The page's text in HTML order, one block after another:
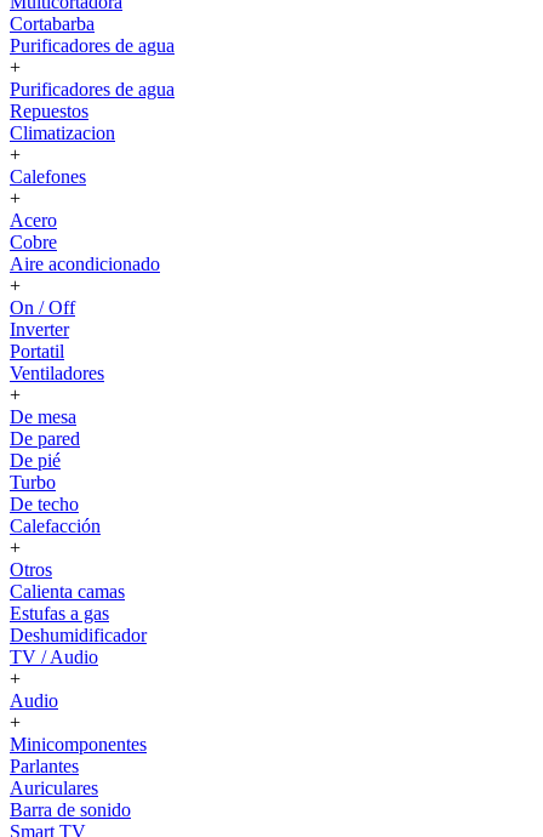
Cortabarba
Purificadores de agua
+
Purificadores de agua
Repuestos
Climatizacion
+
Calefones
+
Acero
Cobre
Aire acondicionado
+
On / Off
Inverter
Portatil
Ventiladores
+
De mesa
De pared
De pié
Turbo
De techo
Calefacción
+
Otros
Calienta camas
Estufas a gas
Deshumidificador
TV / Audio
+
Audio
+
Minicomponentes
Parlantes
Auriculares
Barra de sonido
Smart TV